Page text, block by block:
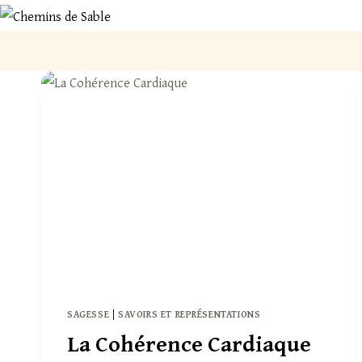
Aller
SAGESSE | SAVOIRS ET REPRÉSENTATIONS
La Cohérence Cardiaque